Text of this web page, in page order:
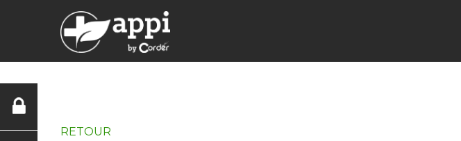
RETOUR